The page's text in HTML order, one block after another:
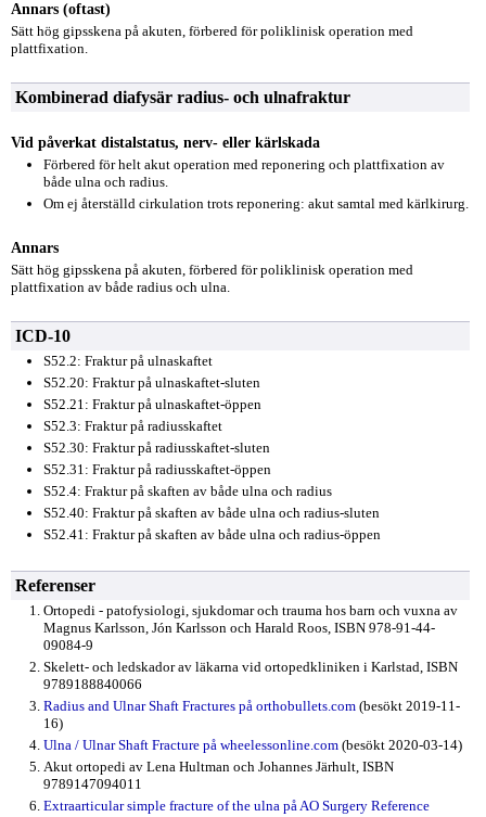
Annars (oftast)
Sätt hög gipsskena på akuten, förbered för poliklinisk operation med
plattfixation.
Kombinerad diafysär radius- och ulnafraktur
Vid påverkat distalstatus, nerv- eller kärlskada
Förbered för helt akut operation med reponering och plattfixation av
både ulna och radius.
Om ej återställd cirkulation trots reponering: akut samtal med kärlkirurg.
Annars
Sätt hög gipsskena på akuten, förbered för poliklinisk operation med
plattfixation av både radius och ulna.
ICD-10
S52.2: Fraktur på ulnaskaftet
S52.20: Fraktur på ulnaskaftet-sluten
S52.21: Fraktur på ulnaskaftet-öppen
S52.3: Fraktur på radiusskaftet
S52.30: Fraktur på radiusskaftet-sluten
S52.31: Fraktur på radiusskaftet-öppen
S52.4: Fraktur på skaften av både ulna och radius
S52.40: Fraktur på skaften av både ulna och radius-sluten
S52.41: Fraktur på skaften av både ulna och radius-öppen
Referenser
Ortopedi - patofysiologi, sjukdomar och trauma hos barn och vuxna av
Magnus Karlsson, Jón Karlsson och Harald Roos, ISBN 978-91-44-
09084-9
Skelett- och ledskador av läkarna vid ortopedkliniken i Karlstad, ISBN
9789188840066
Radius and Ulnar Shaft Fractures på orthobullets.com (besökt 2019-11-
16)
Ulna / Ulnar Shaft Fracture på wheelessonline.com (besökt 2020-03-14)
Akut ortopedi av Lena Hultman och Johannes Järhult, ISBN
9789147094011
Extraarticular simple fracture of the ulna på AO Surgery Reference